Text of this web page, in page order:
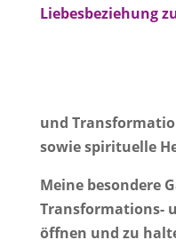
Liebesbeziehung
und
sowie spirituelle
Meine besondere
Transformations-
öffnen und zu